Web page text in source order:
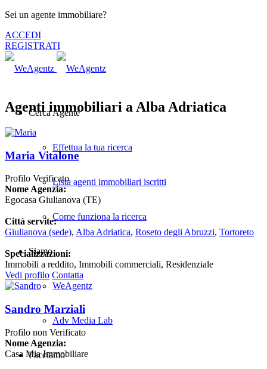
Sei un agente immobiliare?
ACCEDI
REGISTRATI
Cerca Agente
Effettua la tua ricerca
Lista agenti immobiliari iscritti
Come funziona la ricerca
Siamo
WeAgentz
Adv Media Lab
Facciamo
Agenti immobiliari a Alba Adriatica
Maria Vitalone
Profilo Verificato
Nome Agenzia:
Egocasa Giulianova (TE)
Città servite:
Giulianova (sede), Alba Adriatica, Roseto degli Abruzzi, Tortoreto
Specializzazioni:
Immobili a reddito, Immobili commerciali, Residenziale
Vedi profilo Contatta
Sandro Marziali
Profilo non Verificato
Nome Agenzia:
Casa Mia Immobiliare